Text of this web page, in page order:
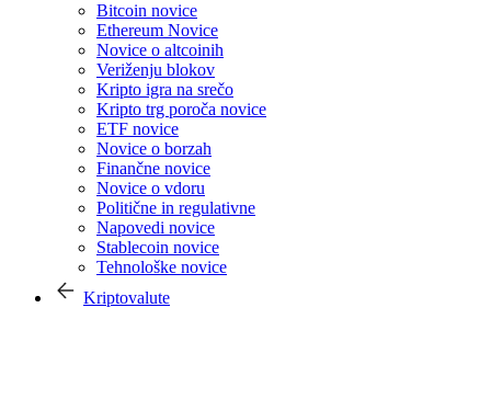
Bitcoin novice
Ethereum Novice
Novice o altcoinih
Veriženju blokov
Kripto igra na srečo
Kripto trg poroča novice
ETF novice
Novice o borzah
Finančne novice
Novice o vdoru
Politične in regulativne
Napovedi novice
Stablecoin novice
Tehnološke novice
Kriptovalute